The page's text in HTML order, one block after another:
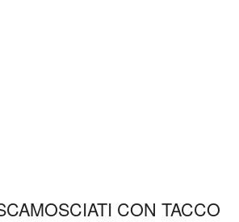
CON TACCO